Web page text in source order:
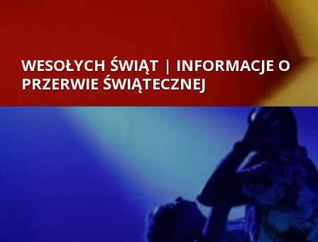
WESOŁYCH ŚWIĄT | INFORMACJE O
PRZERWIE ŚWIĄTECZNEJ